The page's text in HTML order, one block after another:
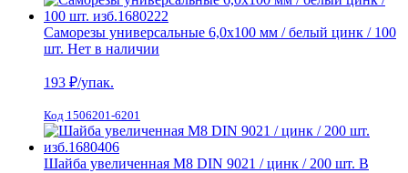
Саморезы универсальные 6,0х100 мм / белый цинк / 100
шт. Нет в наличии
193 ₽/упак.
Код 1506201-6201
Шайба увеличенная М8 DIN 9021 / цинк / 200 шт. В